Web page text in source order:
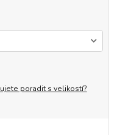
poradit s velikostí?